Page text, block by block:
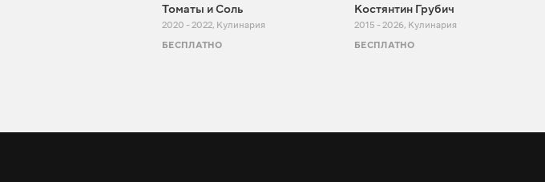
Томаты и Соль
2020 - 2022, Кулинария
БЕСПЛАТНО
Костянтин Грубич
2015 - 2026, Кулинария
БЕСПЛАТНО